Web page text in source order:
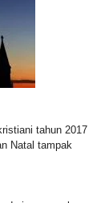
tahun 2017
Natal tampak